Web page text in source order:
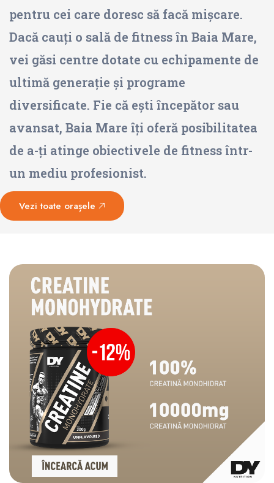
pentru cei care doresc să facă mișcare.
Dacă cauți o sală de fitness în Baia Mare,
vei găsi centre dotate cu echipamente de
ultimă generație și programe
diversificate. Fie că ești începător sau
avansat, Baia Mare îți oferă posibilitatea
de a-ți atinge obiectivele de fitness într-
un mediu profesionist.
Vezi toate orașele